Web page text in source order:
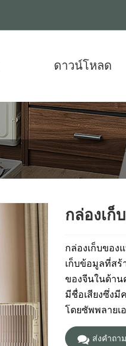
ดาวน์โหลด
กล่องเ
กล่องเก็บขอ
เก็บข้อมูลที่ส
ของจีนในด้า
มีชื่อเสียงซึ่ง
โดยซัพพลายเ
ส่งคำถาม